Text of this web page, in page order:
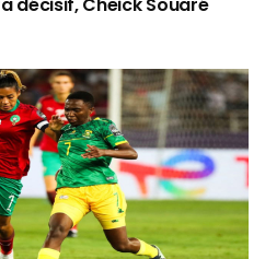
décisif, Cheick Souaré